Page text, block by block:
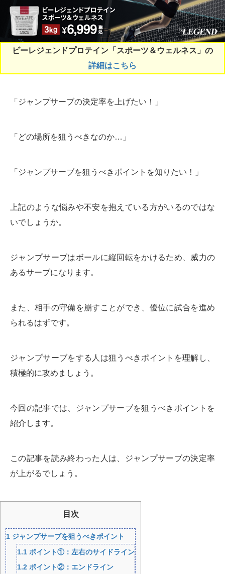
ビーレジェンドプロテイン「スポーツ＆ウェルネス」の
詳細はこちら
「ジャンプサーブの決定率を上げたい！」
「どの場所を狙うべきなのか…」
「ジャンプサーブを狙うべきポイントを知りたい！」
上記のような悩みや不安を抱えている方がいるのではな
いでしょうか。
ジャンプサーブはボールに縦回転をかけるため、威力の
あるサーブになります。
また、相手の守備を崩すことができ、優位に試合を進め
られるはずです。
ジャンプサーブをする人は狙うべきポイントを理解し、
積極的に攻めましょう。
今回の記事では、ジャンプサーブを狙うべきポイントを
紹介します。
この記事を読み終わった人は、ジャンプサーブの決定率
が上がるでしょう。
目次
1 ジャンプサーブを狙うべきポイント
1.1 ポイント①：左右のサイドライン
1.2 ポイント②：エンドライン